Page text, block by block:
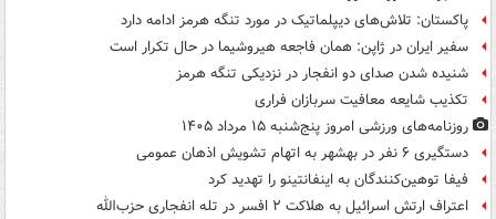
پاکستان: تلاش‌های دیپلماتیک در مورد تنگه هرمز ادامه دارد
سفیر ایران در ژاپن: همان فاجعه هیروشیما در حال تکرار است
شنیده شدن صدای دو انفجار در نزدیکی تنگه هرمز
تکذیب شایعه معافیت سربازان فراری
روزنامه‌های ورزشی امروز پنج‌شنبه ۱۵ مرداد ۱۴۰۵
دستگیری ۶ نفر در بهشهر به اتهام تشویش اذهان عمومی
فیفا توهین‌کنندگان به اینفانتینو را تهدید کرد
اعتراف ارتش اسرائیل به هلاکت ۲ افسر در تله انفجاری حزب‌الله